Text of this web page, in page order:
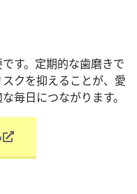
す。定期的な歯磨きで
クを抑えることが、愛
毎日につながります。